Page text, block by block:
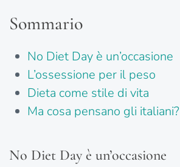
Sommario
No Diet Day è un’occasione
L’ossessione per il peso
Dieta come stile di vita
Ma cosa pensano gli italiani?
No Diet Day è un’occasione